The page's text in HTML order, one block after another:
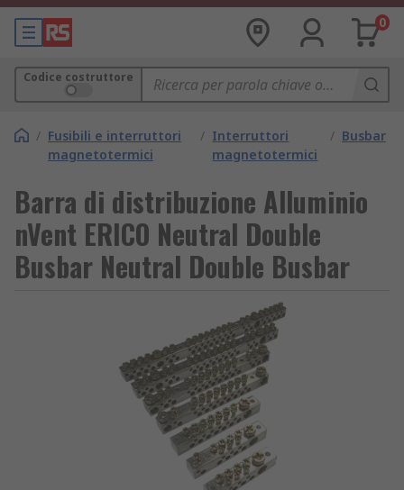
0
Codice costruttore
/ Fusibili e interruttori
magnetotermici
/ Interruttori
magnetotermici
/ Busbar
Barra di distribuzione Alluminio
nVent ERICO Neutral Double
Busbar Neutral Double Busbar